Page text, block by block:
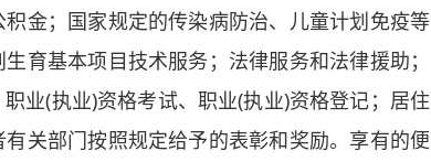
金；国家规定的传染病防治、儿童计划免疫等
育基本项目技术服务；法律服务和法律援助；
业(执业)资格考试、职业(执业)资格登记；居住
关部门按照规定给予的表彰和奖励。享有的便